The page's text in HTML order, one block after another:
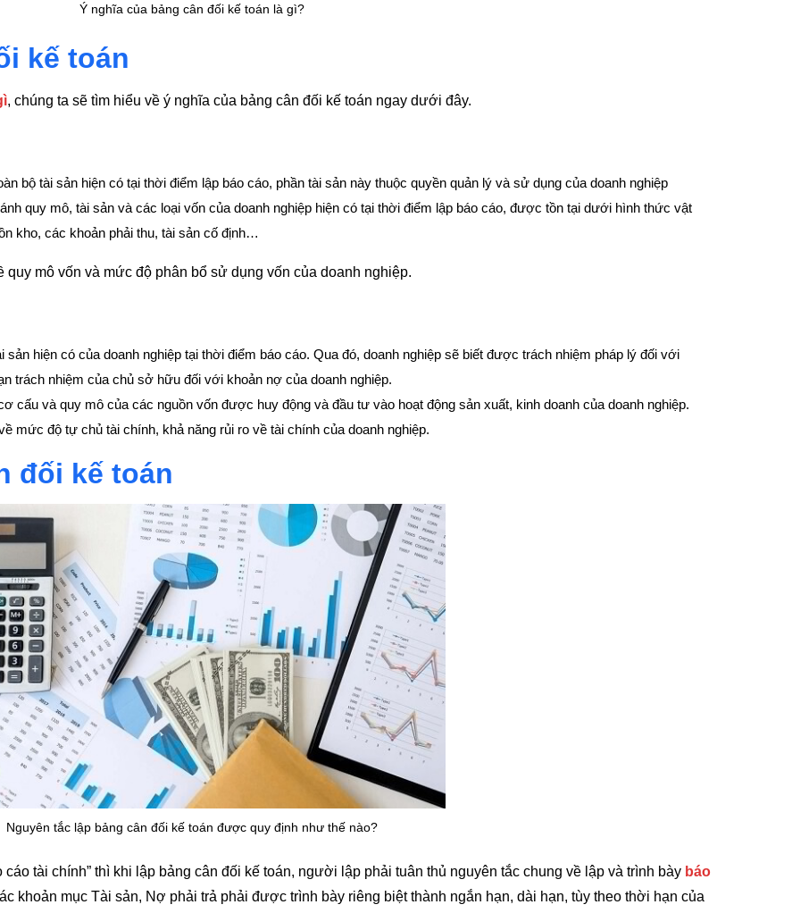
Ý nghĩa của bảng cân đối kế toán là gì?
kế toán
, chúng ta sẽ tìm hiểu về ý nghĩa của bảng cân đối kế toán ngay dưới đây.
bộ tài sản hiện có tại thời điểm lập báo cáo, phần tài sản này thuộc quyền quản lý và sử dụng của doanh nghiệp
quy mô, tài sản và các loại vốn của doanh nghiệp hiện có tại thời điểm lập báo cáo, được tồn tại dưới hình thức vật
kho, các khoản phải thu, tài sản cố định…
mô vốn và mức độ phân bổ sử dụng vốn của doanh nghiệp.
hiện có của doanh nghiệp tại thời điểm báo cáo. Qua đó, doanh nghiệp sẽ biết được trách nhiệm pháp lý đối với
trách nhiệm của chủ sở hữu đối với khoản nợ của doanh nghiệp.
cấu và quy mô của các nguồn vốn được huy động và đầu tư vào hoạt động sản xuất, kinh doanh của doanh nghiệp.
mức độ tự chủ tài chính, khả năng rủi ro về tài chính của doanh nghiệp.
đối kế toán
Nguyên tắc lập bảng cân đối kế toán được quy định như thế nào?
tài chính” thì khi lập bảng cân đối kế toán, người lập phải tuân thủ nguyên tắc chung về lập và trình bày báo
khoản mục Tài sản, Nợ phải trả phải được trình bày riêng biệt thành ngắn hạn, dài hạn, tùy theo thời hạn của